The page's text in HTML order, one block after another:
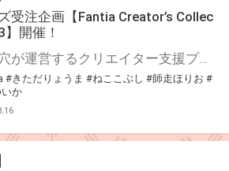
受注企画【Fantia Creator’s Collec
開催！
虎の穴が運営するクリエイター支援プラットフォーム「Fantia(ファンティア)」 Fantiaはイラスト・漫画・小説・コスプレ・音楽・映像作品など、各方面で活躍されている クリエイターの皆さまを応援する、クリエイター支援プラットフォームです。 そして、Fantiaにて活動されている注目クリエイターの作品をグッズ化する特別企画 「Fantia Creator’s Collection」3回目を開催いたします！ 今回は4名のクリエイターをピックアップ！Fantia公式ショップにて期間限定で受注販売を行います！ 期間限定の受注グッズとなっておりますので、この機会をお見逃しなく是非お求め下さい！！
#きただりょうま #ねここぶし #師走ほりお #
か